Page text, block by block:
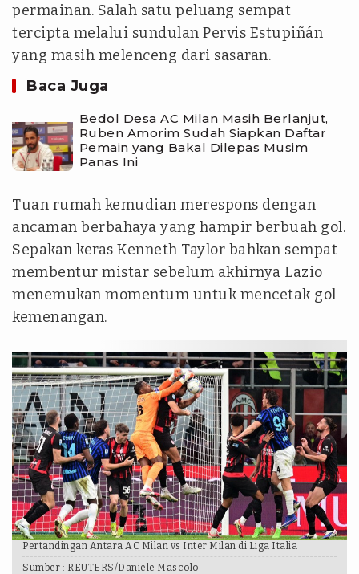
permainan. Salah satu peluang sempat
tercipta melalui sundulan Pervis Estupiñán
yang masih melenceng dari sasaran.
Baca Juga
Bedol Desa AC Milan Masih Berlanjut,
Ruben Amorim Sudah Siapkan Daftar
Pemain yang Bakal Dilepas Musim
Panas Ini
Tuan rumah kemudian merespons dengan
ancaman berbahaya yang hampir berbuah gol.
Sepakan keras Kenneth Taylor bahkan sempat
membentur mistar sebelum akhirnya Lazio
menemukan momentum untuk mencetak gol
kemenangan.
Pertandingan Antara AC Milan vs Inter Milan di Liga Italia
Sumber : REUTERS/Daniele Mascolo